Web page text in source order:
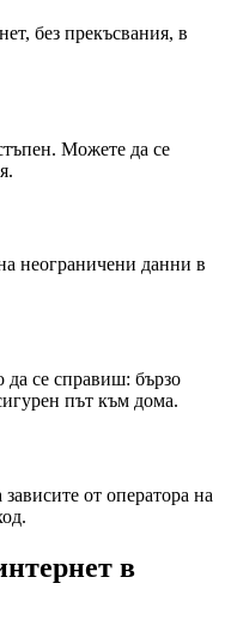
без прекъсвания, в
Можете да се
неограничени данни в
да се справиш: бързо
път към дома.
от оператора на
в